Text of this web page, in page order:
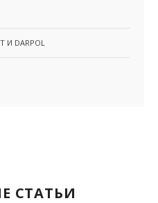
DARPOL
СТАТЬИ